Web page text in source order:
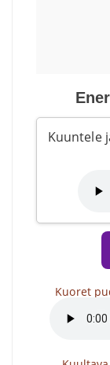
Kuuntele
Kuoret